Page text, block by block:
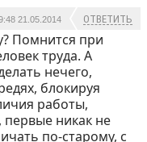
21.05.2014 ОТВЕТИТЬ
Помнится при
труда. А
нечего,
блокируя
работы,
первые никак не
по-старому, с